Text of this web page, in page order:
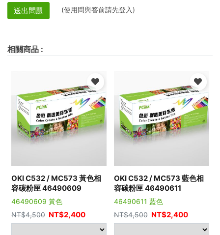
送出問題 (使用問與答前請先登入)
相關商品 :
OKI C532 / MC573 黃色相
容碳粉匣 46490609
46490609 黃色
NT$4,500 NT$2,400
OKI C532 / MC573 藍色相
容碳粉匣 46490611
46490611 藍色
NT$4,500 NT$2,400